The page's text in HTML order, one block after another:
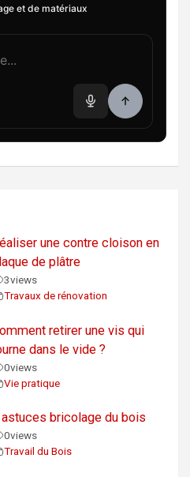
et de matériaux
une contre cloison en
de plâtre
3views
Travaux de rénovation
retirer une vis qui
dans le vide ?
0views
Vie pratique
astuces bricolage du bois
0views
Travail du Bois